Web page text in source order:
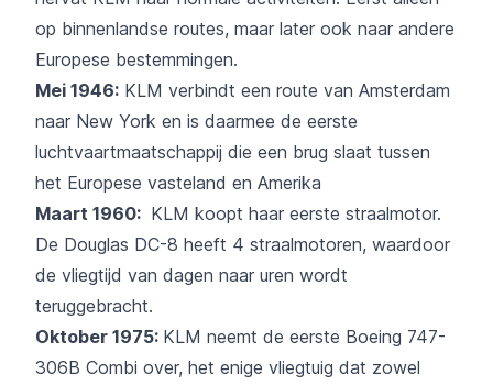
op binnenlandse routes, maar later ook naar andere
Europese bestemmingen.
Mei 1946: KLM verbindt een route van Amsterdam
naar New York en is daarmee de eerste
luchtvaartmaatschappij die een brug slaat tussen
het Europese vasteland en Amerika
Maart 1960: KLM koopt haar eerste straalmotor.
De Douglas DC-8 heeft 4 straalmotoren, waardoor
de vliegtijd van dagen naar uren wordt
teruggebracht.
Oktober 1975: KLM neemt de eerste Boeing 747-
306B Combi over, het enige vliegtuig dat zowel